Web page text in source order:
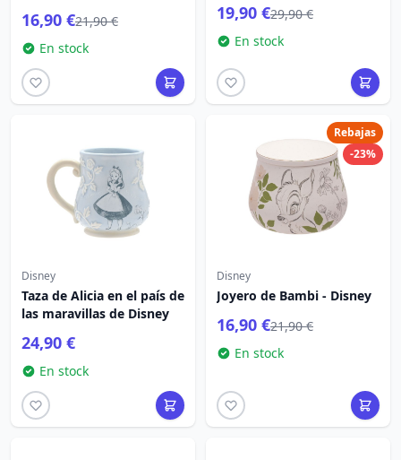
16,90 €21,90 €
En stock
19,90 €29,90 €
En stock
Disney
Taza de Alicia en el país de
las maravillas de Disney
24,90 €
En stock
Rebajas
-23%
Disney
Joyero de Bambi - Disney
16,90 €21,90 €
En stock